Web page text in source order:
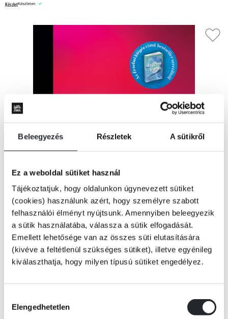
Beleegyezés Részletek A sütikről
Ez a weboldal sütiket használ
Tájékoztatjuk, hogy oldalunkon úgynevezett sütiket
(cookies) használunk azért, hogy személyre szabott
felhasználói élményt nyújtsunk. Amennyiben beleegyezik
a sütik használatába, válassza a sütik elfogadását.
Emellett lehetősége van az összes süti elutasítására
(kivéve a feltétlenül szükséges sütiket), illetve egyénileg
kiválaszthatja, hogy milyen típusú sütiket engedélyez.
kiválasztása
Elengedhetetlen
KészletKészleten